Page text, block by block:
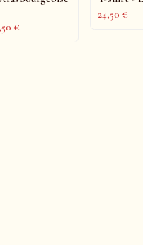
€
24,50 €